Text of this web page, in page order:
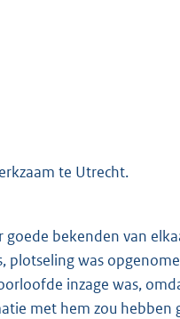
te Utrecht.
goede bekenden van
plotseling was
inzage was,
met hem zou